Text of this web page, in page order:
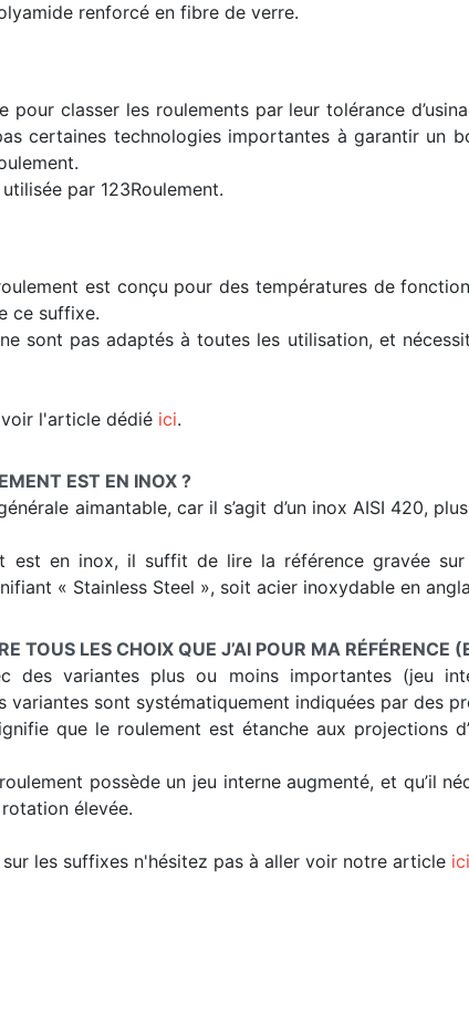
renforcé en fibre de verre.
pour classer les roulements par leur tolérance
certaines technologies importantes à garantir un
par 123Roulement.
est conçu pour des températures de
ce suffixe.
sont pas adaptés à toutes les utilisation, et
l'article dédié ici.
EST EN INOX ?
aimantable, car il s’agit d’un inox AISI 420,
est en inox, il suffit de lire la référence gravée
« Stainless Steel », soit acier inoxydable en
TOUS LES CHOIX QUE J’AI POUR MA
des variantes plus ou moins importantes (jeu
sont systématiquement indiquées par des
que le roulement est étanche aux projections
possède un jeu interne augmenté, et qu’il
élevée.
les suffixes n'hésitez pas à aller voir notre article ici